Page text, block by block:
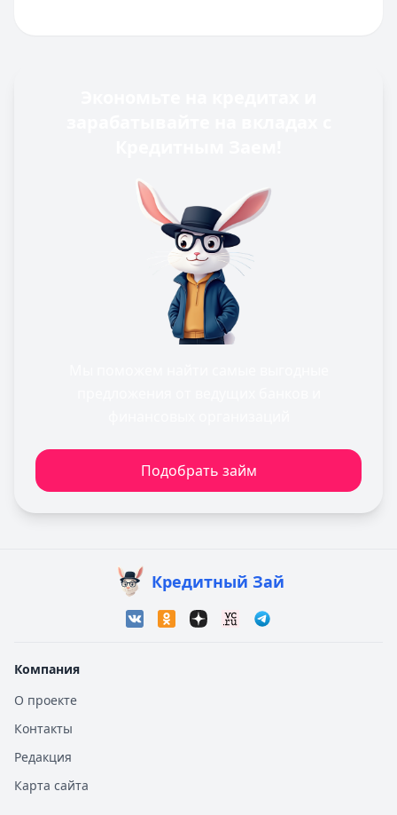
Подобрать займ
Кредитный Зай
Компания
О проекте
Контакты
Редакция
Карта сайта